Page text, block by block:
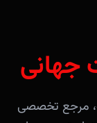
جهانی
از ۳۰ سال تجربه، مرجع تخصصی